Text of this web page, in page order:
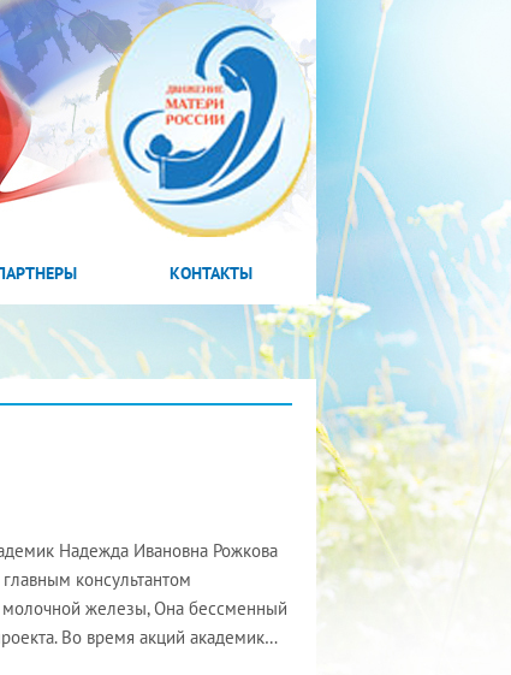
КОНТАКТЫ
Надежда Ивановна Рожкова
консультантом
молочной железы, Она бессменный
Во время акций академик…